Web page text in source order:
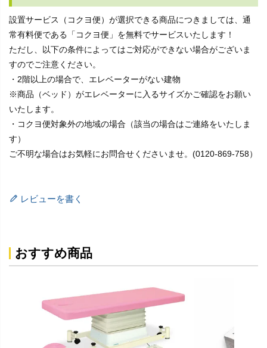
設置サービス（コクヨ便）が選択できる商品につきましては、通
常有料便である「コクヨ便」を無料でサービスいたします！
ただし、以下の条件によってはご対応ができない場合がございま
すのでご注意ください。
・2階以上の場合で、エレベーターがない建物
※商品（ベッド）がエレベーターに入るサイズかご確認をお願い
いたします。
・コクヨ便対象外の地域の場合（該当の場合はご連絡をいたしま
す）
ご不明な場合はお気軽にお問合せくださいませ。(0120-869-758）
レビューを書く
おすすめ商品